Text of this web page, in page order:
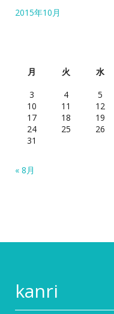
2015年10月
月
火 水
3
4 5
10
11 12
17
18 19
24
25 26
31
« 8月
kanri